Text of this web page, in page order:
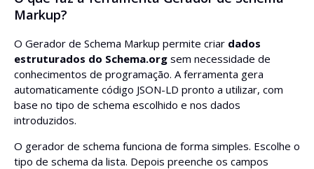
Markup?
O Gerador de Schema Markup permite criar dados
estruturados do Schema.org sem necessidade de
conhecimentos de programação. A ferramenta gera
automaticamente código JSON-LD pronto a utilizar, com
base no tipo de schema escolhido e nos dados
introduzidos.
O gerador de schema funciona de forma simples. Escolhe o
tipo de schema da lista. Depois preenche os campos